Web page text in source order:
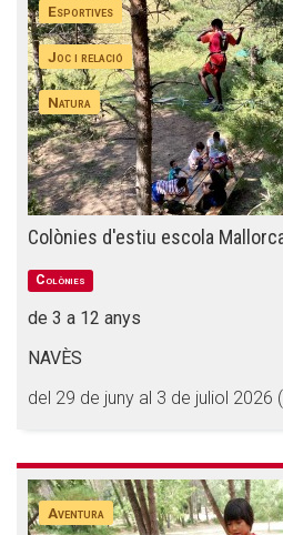
Esportives
Joc i relació
Natura
Colònies d'estiu escola
Colònies
de 3 a 12 anys
NAVÈS
del 29 de juny al 3 de juliol 2026
Aventura